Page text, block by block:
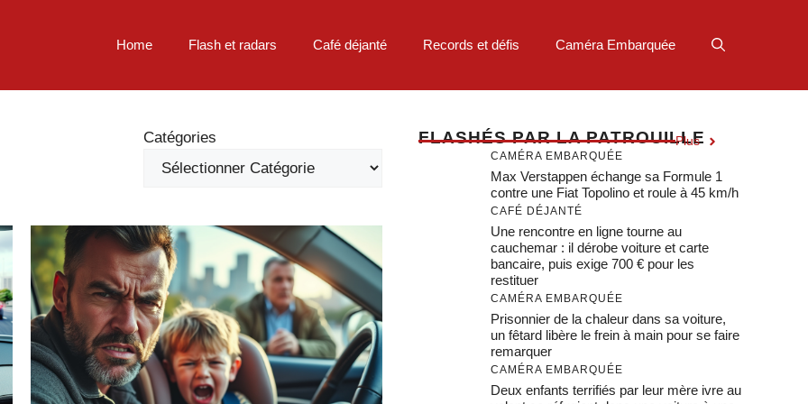
Home Flash et radars Café déjanté Records et défis Caméra Embarquée
Catégories FLASHÉS PAR LA PATROUILLE
Plus
CAMÉRA EMBARQUÉE
Max Verstappen échange sa Formule 1
contre une Fiat Topolino et roule à 45 km/h
CAFÉ DÉJANTÉ
Une rencontre en ligne tourne au
cauchemar : il dérobe voiture et carte
bancaire, puis exige 700 € pour les
restituer
CAMÉRA EMBARQUÉE
Prisonnier de la chaleur dans sa voiture,
un fêtard libère le frein à main pour se faire
remarquer
CAMÉRA EMBARQUÉE
Deux enfants terrifiés par leur mère ivre au